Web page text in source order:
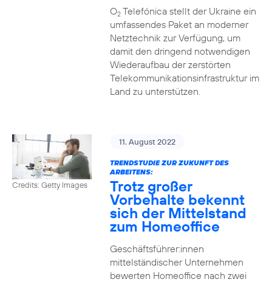
O2Telefónica stellt der Ukraine ein
umfassendes Paket an moderner
Netztechnik zur Verfügung, um
damit den dringend notwendigen
Wiederaufbau der zerstörten
Telekommunikationsinfrastruktur im
Land zu unterstützen.
Credits: Getty Images
11. August 2022
TRENDSTUDIE ZUR ZUKUNFT DES
ARBEITENS:
Trotz großer
Vorbehalte bekennt
sich der Mittelstand
zum Homeoffice
Geschäftsführer:innen
mittelständischer Unternehmen
bewerten Homeoffice nach zwei